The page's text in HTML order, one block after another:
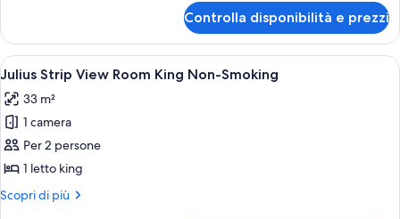
2
Queens
Non-
Smoking
Pool
View
Room
Queens
Non-
Smoking
Controlla disponibilità e prezzi
Apri
tutte
le
foto
per
Julius
Strip
View
Una camera d'albergo con un letto
5
Julius Strip View Room King Non-Smoking
33 m²
1 camera
Per 2 persone
1 letto king
Scopri di più
Altri